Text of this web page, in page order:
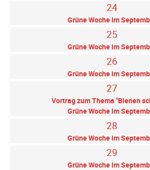
24
Grüne Woche im
25
Grüne Woche im
26
Grüne Woche im
27
Vortrag zum Thema "Bienen
Grüne Woche im
28
Grüne Woche im
29
Grüne Woche im